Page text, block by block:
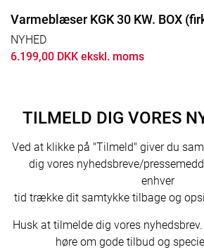
Varmeblæser KGK 30 KW. BOX
NYHED
6.199,00 DKK ekskl. moms
TILMELD DIG VORES
Ved at klikke på "Tilmeld" giver du
dig vores nyhedsbreve/
enhver
tid trække dit samtykke tilbage og
Husk at tilmelde dig vores
høre om gode tilbud og